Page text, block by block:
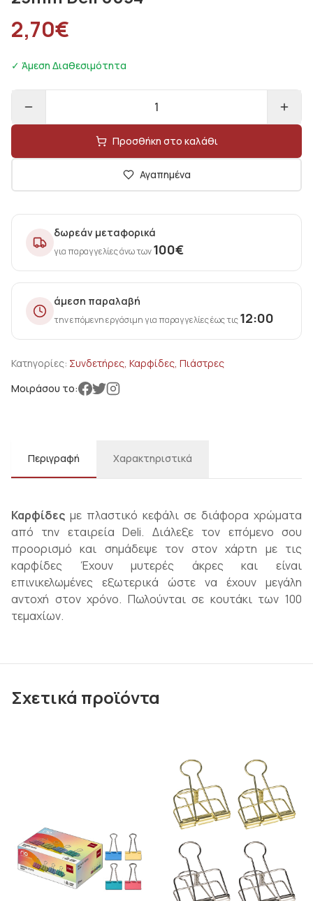
2,70€
✓ Άμεση Διαθεσιμότητα
1
Προσθήκη στο καλάθι
Αγαπημένα
δωρεάν μεταφορικά
για παραγγελίες άνω των100€
άμεση παραλαβή
την επόμενη εργάσιμη για παραγγελίες έως τις12:00
Κατηγορίες: Συνδετήρες, Καρφίδες, Πιάστρες
Μοιράσου το:
Περιγραφή Χαρακτηριστικά
Καρφίδες με πλαστικό κεφάλι σε διάφορα χρώματα
από την εταιρεία Deli. Διάλεξε τον επόμενο σου
προορισμό και σημάδεψε τον στον χάρτη με τις
καρφίδες Έχουν μυτερές άκρες και είναι
επινικελωμένες εξωτερικά ώστε να έχουν μεγάλη
αντοχή στον χρόνο. Πωλούνται σε κουτάκι των 100
τεμαχίων.
Σχετικά προϊόντα